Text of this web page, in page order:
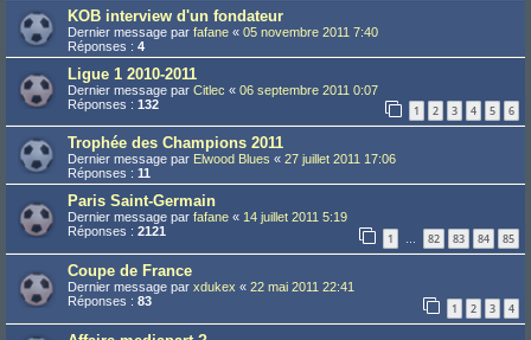
KOB interview d'un fondateur
Dernier message par fafane « 05 novembre 2011 7:40
Réponses : 4
Ligue 1 2010-2011
Dernier message par Citlec « 06 septembre 2011 0:07
Réponses : 132 1 2 3 4 5 6
Trophée des Champions 2011
Dernier message par Elwood Blues « 27 juillet 2011 17:06
Réponses : 11
Paris Saint-Germain
Dernier message par fafane « 14 juillet 2011 5:19
Réponses : 2121 1 … 82 83 84 85
Coupe de France
Dernier message par xdukex « 22 mai 2011 22:41
Réponses : 83 1 2 3 4